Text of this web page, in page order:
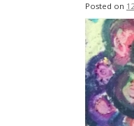
Posted on